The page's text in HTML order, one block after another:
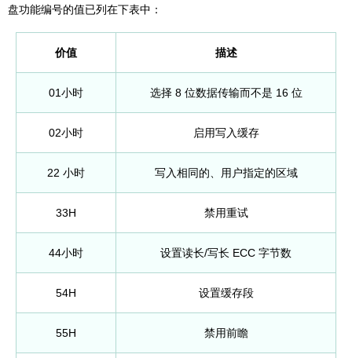
盘功能编号的值已列在下表中：
价值 描述
01小时 选择 8 位数据传输而不是 16 位
02小时 启用写入缓存
22 小时 写入相同的、用户指定的区域
33H 禁用重试
44小时 设置读长/写长 ECC 字节数
54H 设置缓存段
55H 禁用前瞻